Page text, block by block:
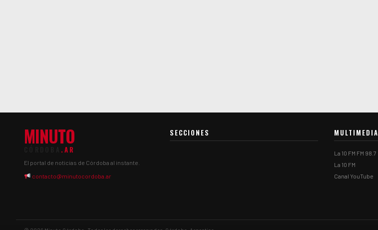
MINUTO
.AR
El portal de noticias de Córdoba al instante.
contacto@minutocordoba.ar
SECCIONES MULTIMEDIA
La 10 FM FM 98.7
La 10 FM
Canal YouTube